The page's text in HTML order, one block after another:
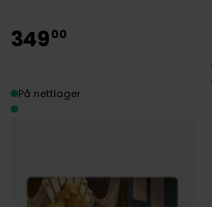
34900
På nettlager